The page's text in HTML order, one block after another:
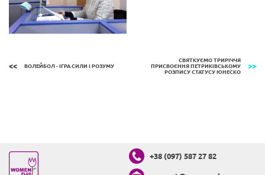
ВОЛЕЙБОЛ - ІГРА СИЛИ І РОЗУМУ
СВЯТКУЄМО ТРИРІЧЧЯ
ПРИСВОЄННЯ ПЕТРИКІВСЬКОМУ
РОЗПИСУ СТАТУСУ ЮНЕСКО
+38 (097) 587 27 82